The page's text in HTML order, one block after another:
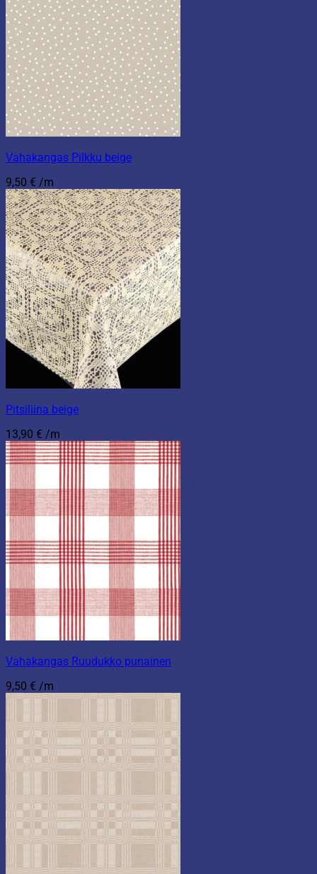
Vahakangas Pilkku beige
9,50 € /m
Pitsiliina beige
13,90 € /m
Vahakangas Ruudukko punainen
9,50 € /m